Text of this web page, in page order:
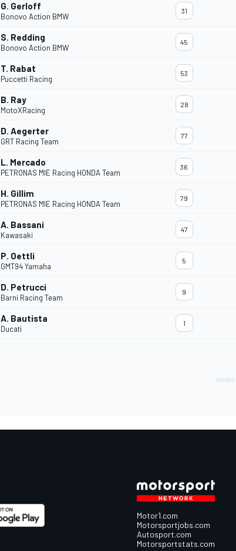
G. Gerloff
Bonovo Action BMW
31
S. Redding
Bonovo Action BMW
45
T. Rabat
Puccetti Racing
53
B. Ray
MotoXRacing
28
D. Aegerter
GRT Racing Team
77
L. Mercado
PETRONAS MIE Racing HONDA Team
36
H. Gillim
PETRONAS MIE Racing HONDA Team
79
A. Bassani
Kawasaki
47
P. Oettli
GMT94 Yamaha
5
D. Petrucci
Barni Racing Team
9
A. Bautista
Ducati
1
Motor1.com
Motorsportjobs.com
Autosport.com
Motorsportstats.com